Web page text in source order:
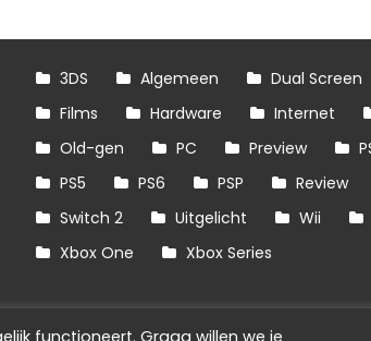
3DS Algemeen Dual Screen
Films
Hardware Internet
Old-gen
PC Preview
PS5
PS6 PSP Review
Switch 2
Uitgelicht Wii
Xbox One
Xbox Series
functioneert. Graag willen we je